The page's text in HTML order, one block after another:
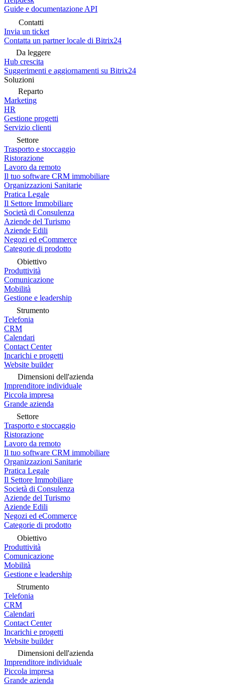
Guide e documentazione API
Contatti
Invia un ticket
Contatta un partner locale di Bitrix24
Da leggere
Hub crescita
Suggerimenti e aggiornamenti su Bitrix24
Soluzioni
Reparto
Marketing
HR
Gestione progetti
Servizio clienti
Settore
Trasporto e stoccaggio
Ristorazione
Lavoro da remoto
Il tuo software CRM immobiliare
Organizzazioni Sanitarie
Pratica Legale
Il Settore Immobiliare
Società di Consulenza
Aziende del Turismo
Aziende Edili
Negozi ed eCommerce
Categorie di prodotto
Obiettivo
Produttività
Comunicazione
Mobilità
Gestione e leadership
Strumento
Telefonia
CRM
Calendari
Contact Center
Incarichi e progetti
Website builder
Dimensioni dell'azienda
Imprenditore individuale
Piccola impresa
Grande azienda
Settore
Trasporto e stoccaggio
Ristorazione
Lavoro da remoto
Il tuo software CRM immobiliare
Organizzazioni Sanitarie
Pratica Legale
Il Settore Immobiliare
Società di Consulenza
Aziende del Turismo
Aziende Edili
Negozi ed eCommerce
Categorie di prodotto
Obiettivo
Produttività
Comunicazione
Mobilità
Gestione e leadership
Strumento
Telefonia
CRM
Calendari
Contact Center
Incarichi e progetti
Website builder
Dimensioni dell'azienda
Imprenditore individuale
Piccola impresa
Grande azienda